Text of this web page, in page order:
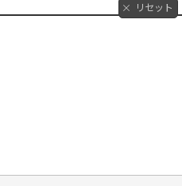
リセット